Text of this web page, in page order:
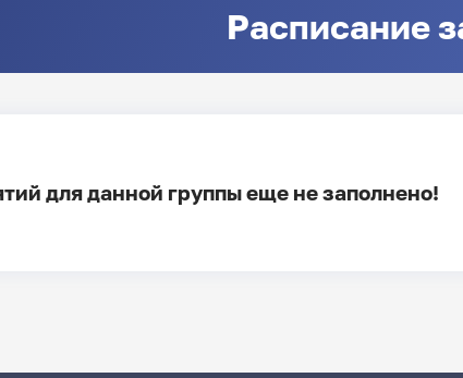
Расписание
для данной группы еще не заполнено!